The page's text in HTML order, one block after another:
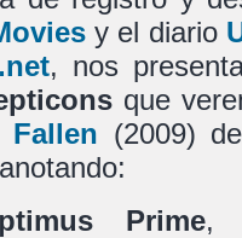
y el diario
, nos
que
Fallen (2009)
Prime